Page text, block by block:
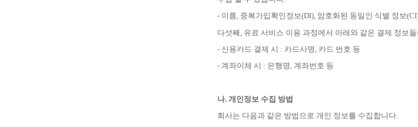
- 이름, 중복가입확인정보(DI), 암호화된 동일인 식별 정보
다섯째 유료 서비스 이용 과정에서 아래와 같은 결제 정보
- 신용카드 결제 시 : 카드사명 카드 번호 등
- 계좌이체 시 : 은행명 , 계좌번호 등
나. 개인정보 수집 방법
회사는 다음과 같은 방법으로 개인 정보를 수집합니다.